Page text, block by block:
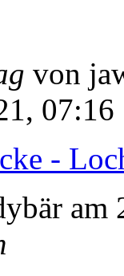
von
07:16
-
am